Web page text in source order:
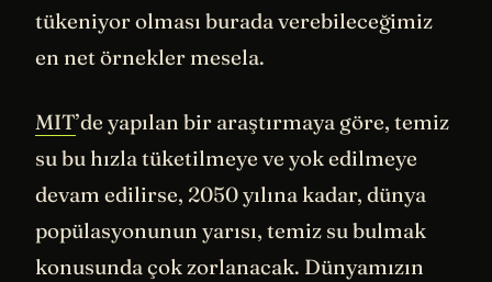
tükeniyor olması burada verebileceğimiz
en net örnekler mesela.
MIT’de yapılan bir araştırmaya göre, temiz
su bu hızla tüketilmeye ve yok edilmeye
devam edilirse, 2050 yılına kadar, dünya
popülasyonunun yarısı, temiz su bulmak
konusunda çok zorlanacak. Dünyamızın